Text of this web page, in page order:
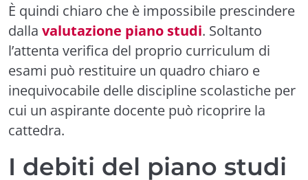
È quindi chiaro che è impossibile prescindere
dalla valutazione piano studi. Soltanto
l’attenta verifica del proprio curriculum di
esami può restituire un quadro chiaro e
inequivocabile delle discipline scolastiche per
cui un aspirante docente può ricoprire la
cattedra.
I debiti del piano studi